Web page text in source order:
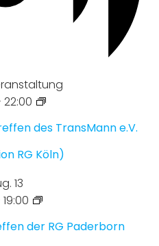
22:00
des TransMann e.V.
RG Köln)
13
19:00
der RG Paderborn